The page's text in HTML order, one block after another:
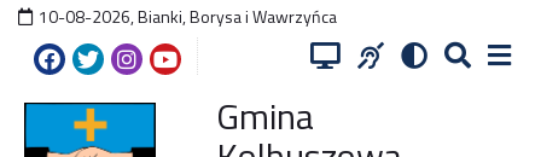
10-08-2026,Bianki, Borysa i Wawrzyńca
Gmina